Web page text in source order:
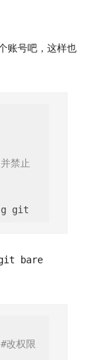
账号吧，这样也
禁止
bare
#改权限